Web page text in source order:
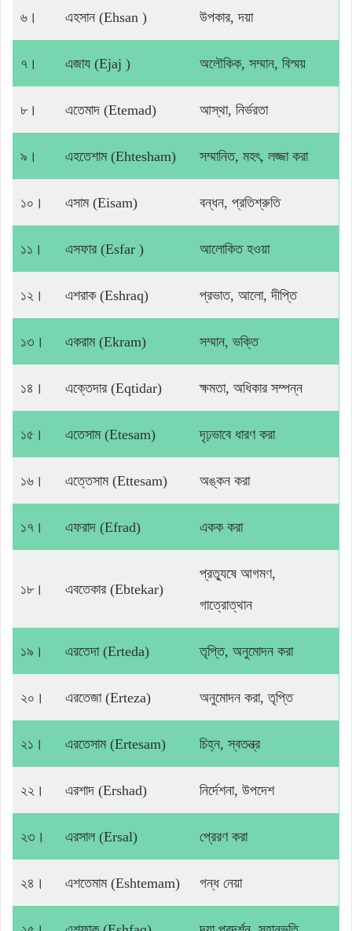
৬। এহসান (Ehsan ) উপকার, দয়া
৭। এজায (Ejaj ) অলৌকিক, সম্মান, বিস্ময়
৮। এতেমাদ (Etemad) আস্থা, নির্ভরতা
৯। এহতেশাম (Ehtesham) সম্মানিত, মহৎ, লজ্জা করা
১০। এসাম (Eisam) বন্ধন, প্রতিশ্রুতি
১১। এসফার (Esfar ) আলোকিত হওয়া
১২। এশরাক (Eshraq) প্রভাত, আলো, দীপ্তি
১৩। একরাম (Ekram) সম্মান, ভক্তি
১৪। এক্তেদার (Eqtidar) ক্ষমতা, অধিকার সম্পন্ন
১৫। এতেসাম (Etesam) দৃঢ়ভাবে ধারণ করা
১৬। এত্তেসাম (Ettesam) অঙ্কন করা
১৭। এফরাদ (Efrad) একক করা
১৮। এবতেকার (Ebtekar)
প্রত্যুষে আগমণ,
গাত্রোত্থান
১৯। এরতেদা (Erteda) তৃপ্তি, অনুমোদন করা
২০। এরতেজা (Erteza) অনুমোদন করা, তৃপ্তি
২১। এরতেসাম (Ertesam) চিহ্ন, স্বতন্ত্র
২২। এরশাদ (Ershad) নির্দেশনা, উপদেশ
২৩। এরসাল (Ersal) প্রেরণ করা
২৪। এশতেমাম (Eshtemam) গন্ধ নেয়া